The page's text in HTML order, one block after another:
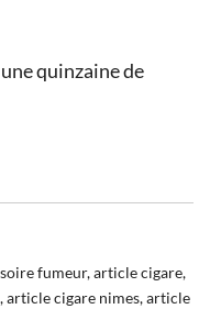
quinzaine de
fumeur,article cigare,
,article cigare nimes,article